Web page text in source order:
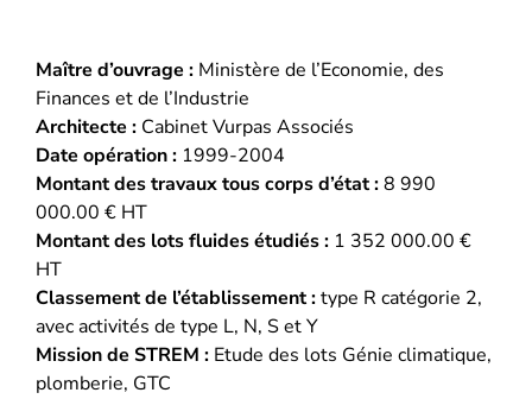
Maître d’ouvrage : Ministère de l’Economie, des
Finances et de l’Industrie
Architecte : Cabinet Vurpas Associés
Date opération : 1999-2004
Montant des travaux tous corps d’état :8 990
000.00 € HT
Montant des lots fluides étudiés : 1 352 000.00 €
HT
Classement de l’établissement :type R catégorie 2,
avec activités de type L, N, S et Y
Mission de STREM : Etude des lots Génie climatique,
plomberie, GTC